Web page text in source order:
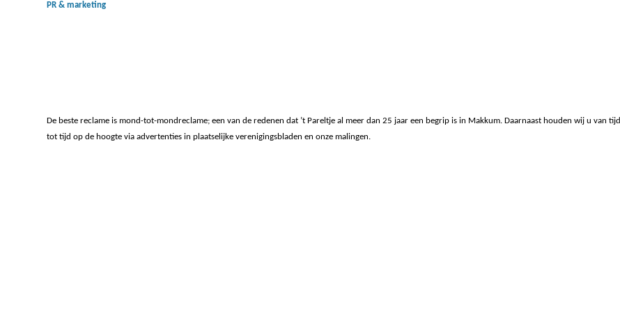
PR & marketing
De beste reclame is mond-tot-mondreclame; een van de redenen dat ’t Pareltje al meer dan 25 jaar een begrip is in Makkum. Daarnaast houden wij u van tijd
tot tijd op de hoogte via advertenties in plaatselijke verenigingsbladen en onze malingen.